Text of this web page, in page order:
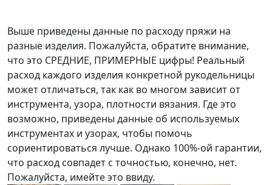
Выше приведены данные по расходу пряжи на
разные изделия. Пожалуйста, обратите внимание,
что это СРЕДНИЕ, ПРИМЕРНЫЕ цифры! Реальный
расход каждого изделия конкретной рукодельницы
может отличаться, так как во многом зависит от
инструмента, узора, плотности вязания. Где это
возможно, приведены данные об используемых
инструментах и узорах, чтобы помочь
сориентироваться лучше. Однако 100%-ой гарантии,
что расход совпадет с точностью, конечно, нет.
Пожалуйста, имейте это ввиду.